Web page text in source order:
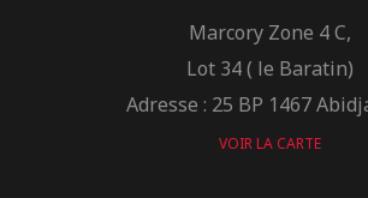
Marcory Zone 4 C,
Lot 34 ( le Baratin)
Adresse : 25 BP 1467
VOIR LA CARTE